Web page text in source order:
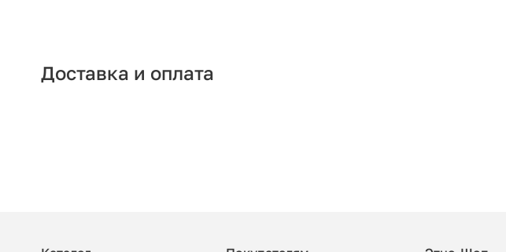
Доставка и оплата